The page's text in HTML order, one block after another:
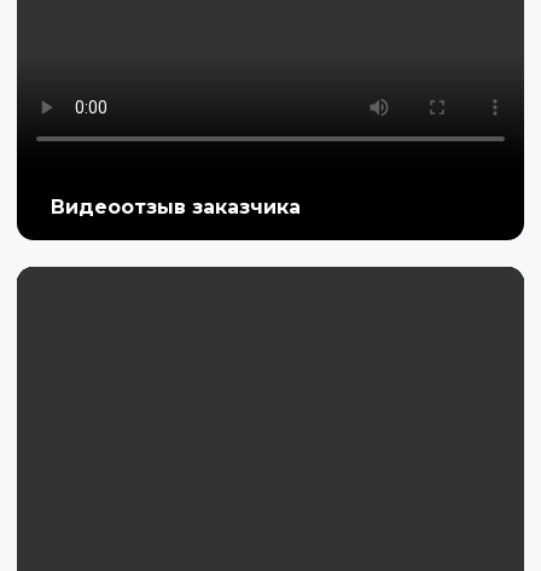
Видеоотзыв заказчика